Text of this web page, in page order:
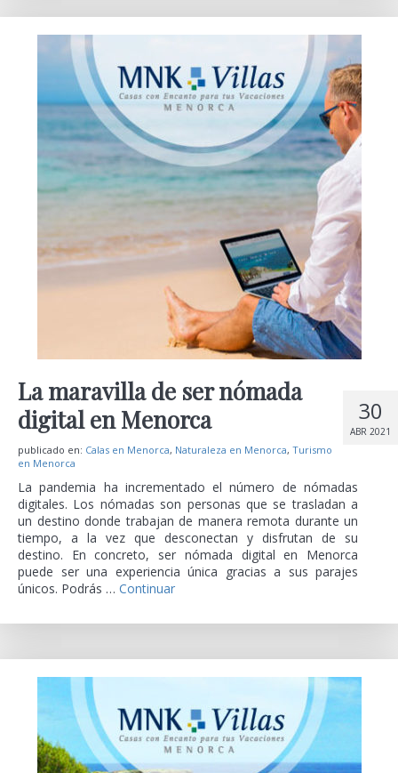
30
ABR 2021
La maravilla de ser nómada
digital en Menorca
publicado en: Calas en Menorca, Naturaleza en Menorca, Turismo
en Menorca
La pandemia ha incrementado el número de nómadas
digitales. Los nómadas son personas que se trasladan a
un destino donde trabajan de manera remota durante un
tiempo, a la vez que desconectan y disfrutan de su
destino. En concreto, ser nómada digital en Menorca
puede ser una experiencia única gracias a sus parajes
únicos. Podrás … Continuar